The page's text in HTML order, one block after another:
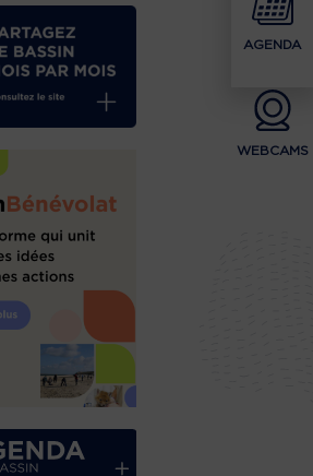
AGENDA
WEBCAMS